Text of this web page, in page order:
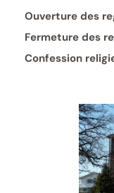
Ouverture des
Fermeture des
Confession